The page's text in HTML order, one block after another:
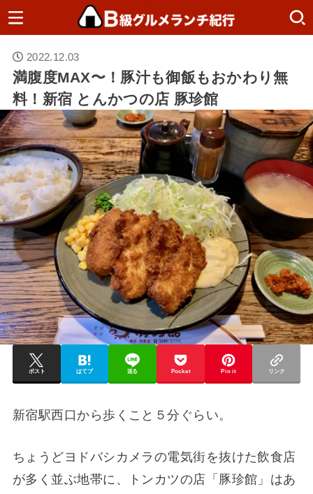
2022.12.03
満腹度MAX〜！豚汁も御飯もおかわり無
料！新宿 とんかつの店 豚珍館
ポスト はてブ 送る Pocket Pin it リンク
新宿駅西口から歩くこと５分ぐらい。
ちょうどヨドバシカメラの電気街を抜けた飲食店
が多く並ぶ地帯に、トンカツの店「豚珍館」はあ